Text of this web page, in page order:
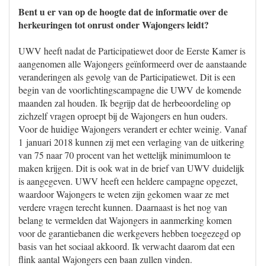
Bent u er van op de hoogte dat de informatie over de
herkeuringen tot onrust onder Wajongers leidt?
UWV heeft nadat de Participatiewet door de Eerste Kamer is
aangenomen alle Wajongers geïnformeerd over de aanstaande
veranderingen als gevolg van de Participatiewet. Dit is een
begin van de voorlichtingscampagne die UWV de komende
maanden zal houden. Ik begrijp dat de herbeoordeling op
zichzelf vragen oproept bij de Wajongers en hun ouders.
Voor de huidige Wajongers verandert er echter weinig. Vanaf
1 januari 2018 kunnen zij met een verlaging van de uitkering
van 75 naar 70 procent van het wettelijk minimumloon te
maken krijgen. Dit is ook wat in de brief van UWV duidelijk
is aangegeven. UWV heeft een heldere campagne opgezet,
waardoor Wajongers te weten zijn gekomen waar ze met
verdere vragen terecht kunnen. Daarnaast is het nog van
belang te vermelden dat Wajongers in aanmerking komen
voor de garantiebanen die werkgevers hebben toegezegd op
basis van het sociaal akkoord. Ik verwacht daarom dat een
flink aantal Wajongers een baan zullen vinden.